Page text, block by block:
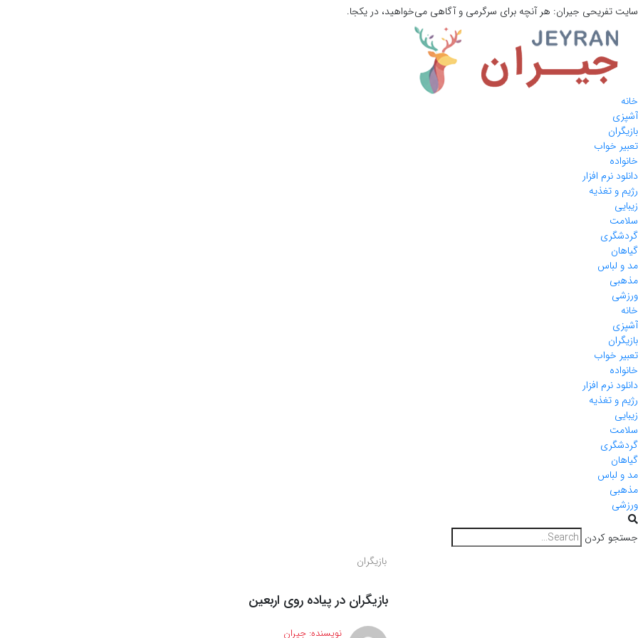
سایت تفریحی جیران: هر آنچه برای سرگرمی و آگاهی می‌خواهید، در یکجا.
خانه
آشپزی
بازیگران
تعبیر خواب
خانواده
دانلود نرم افزار
رژیم و تغذیه
زیبایی
سلامت
گردشگری
گیاهان
مد و لباس
مذهبی
ورزشی
خانه
آشپزی
بازیگران
تعبیر خواب
خانواده
دانلود نرم افزار
رژیم و تغذیه
زیبایی
سلامت
گردشگری
گیاهان
مد و لباس
مذهبی
ورزشی
جستجو کردن
بازیگران
بازیگران در پیاده روی اربعین
نویسنده: جیران